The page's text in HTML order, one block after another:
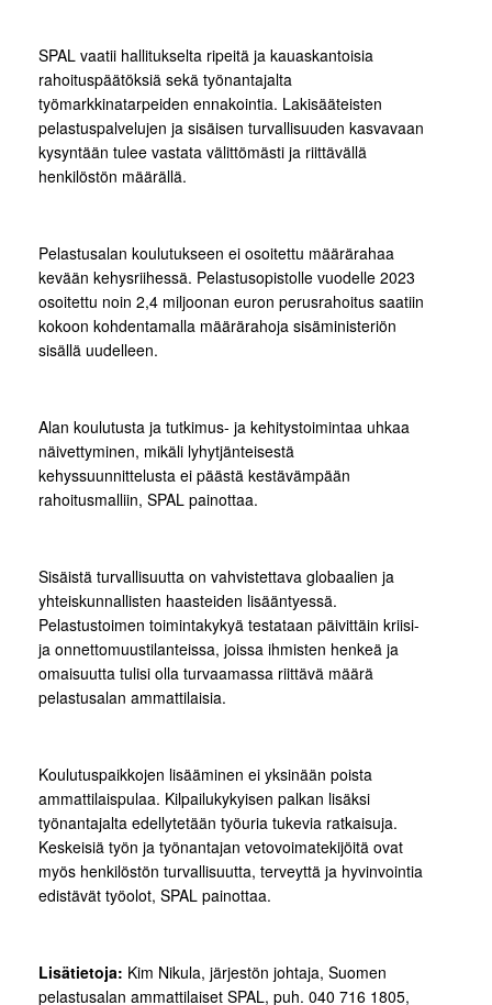
SPAL vaatii hallitukselta ripeitä ja kauaskantoisia
rahoituspäätöksiä sekä työnantajalta
työmarkkinatarpeiden ennakointia. Lakisääteisten
pelastuspalvelujen ja sisäisen turvallisuuden kasvavaan
kysyntään tulee vastata välittömästi ja riittävällä
henkilöstön määrällä.
Pelastusalan koulutukseen ei osoitettu määrärahaa
kevään kehysriihessä. Pelastusopistolle vuodelle 2023
osoitettu noin 2,4 miljoonan euron perusrahoitus saatiin
kokoon kohdentamalla määrärahoja sisäministeriön
sisällä uudelleen.
Alan koulutusta ja tutkimus- ja kehitystoimintaa uhkaa
näivettyminen, mikäli lyhytjänteisestä
kehyssuunnittelusta ei päästä kestävämpään
rahoitusmalliin, SPAL painottaa.
Sisäistä turvallisuutta on vahvistettava globaalien ja
yhteiskunnallisten haasteiden lisääntyessä.
Pelastustoimen toimintakykyä testataan päivittäin kriisi-
ja onnettomuustilanteissa, joissa ihmisten henkeä ja
omaisuutta tulisi olla turvaamassa riittävä määrä
pelastusalan ammattilaisia.
Koulutuspaikkojen lisääminen ei yksinään poista
ammattilaispulaa. Kilpailukykyisen palkan lisäksi
työnantajalta edellytetään työuria tukevia ratkaisuja.
Keskeisiä työn ja työnantajan vetovoimatekijöitä ovat
myös henkilöstön turvallisuutta, terveyttä ja hyvinvointia
edistävät työolot, SPAL painottaa.
Lisätietoja: Kim Nikula, järjestön johtaja, Suomen
pelastusalan ammattilaiset SPAL, puh. 040 716 1805,